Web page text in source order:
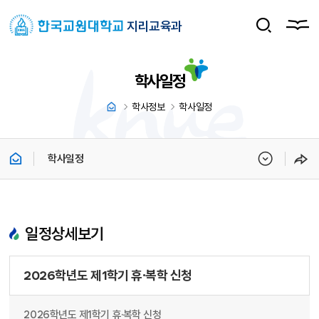
지리교육과
학사일정
학사정보 학사일정
학사일정
일정상세보기
2026학년도 제1학기 휴·복학 신청
2026학년도 제1학기 휴·복학 신청